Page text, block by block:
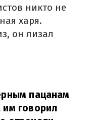
никто не
харя.
он лизал
пацанам
им говорил